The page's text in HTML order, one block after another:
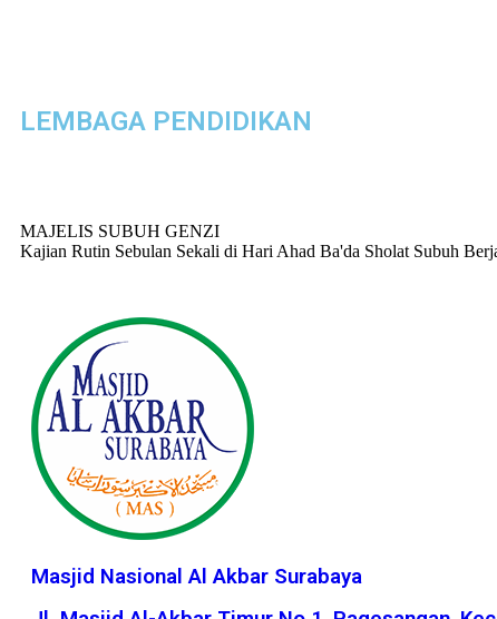
LEMBAGA PENDIDIKAN
MAJELIS SUBUH GENZI
Kajian Rutin Sebulan Sekali di Hari Ahad Ba'da Sholat Subuh
Masjid Nasional Al Akbar Surabaya